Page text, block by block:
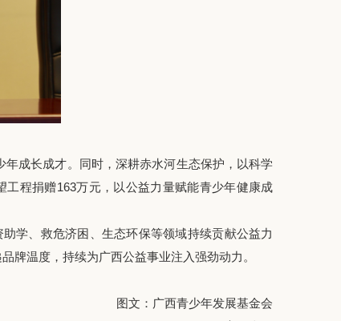
成长成才。同时，深耕赤水河生态保护，以科学
程捐赠163万元，以公益力量赋能青少年健康成
学、救危济困、生态环保等领域持续贡献公益力
牌温度，持续为广西公益事业注入强劲动力。
图文：广西青少年发展基金会